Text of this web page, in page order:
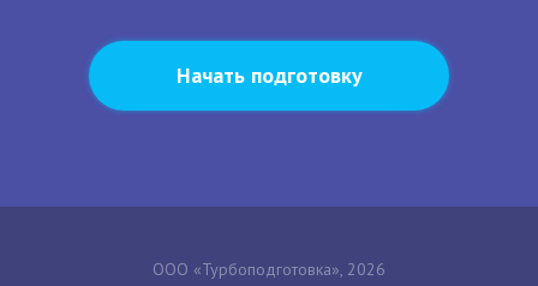
Начать подготовку
ООО «Турбоподготовка», 2026